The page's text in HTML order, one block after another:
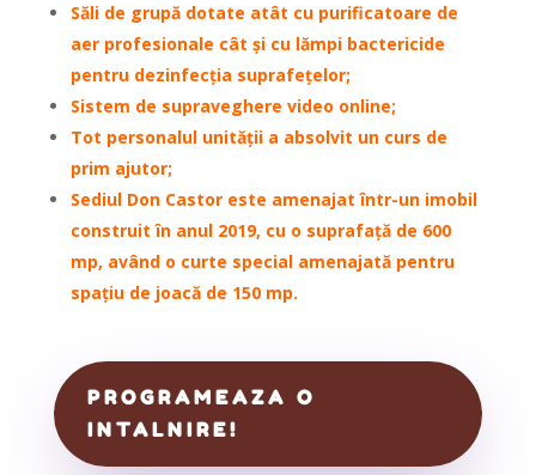
Săli de grupă dotate atât cu purificatoare de
aer profesionale cât și cu lămpi bactericide
pentru dezinfecția suprafețelor;
Sistem de supraveghere video online;
Tot personalul unității a absolvit un curs de
prim ajutor;
Sediul Don Castor este amenajat într-un imobil
construit în anul 2019, cu o suprafață de 600
mp, având o curte special amenajată pentru
spațiu de joacă de 150 mp.
PROGRAMEAZA O
INTALNIRE!